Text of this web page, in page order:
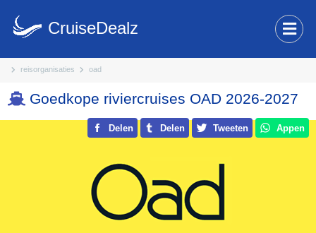
reisorganisaties oad
CruiseDealz
Goedkope riviercruises OAD 2026-2027
Delen Delen Tweeten Appen